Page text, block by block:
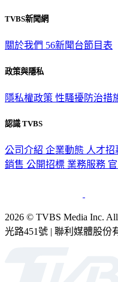
TVBS新聞網
關於我們 56新聞台節目表
政策與隱私
隱私權政策 性騷擾防治措
認識 TVBS
公司介紹 企業動態 人才招
銷售 公開招標 業務服務
2026 © TVBS Media Inc.
光路451號 | 聯利媒體股份